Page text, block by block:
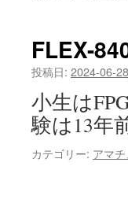
FLEX-
投稿日: 2024-06-28
小生は
験は13年
カテゴリー: アマ